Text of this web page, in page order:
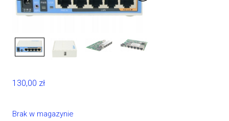
130,00 zł
Brak w magazynie